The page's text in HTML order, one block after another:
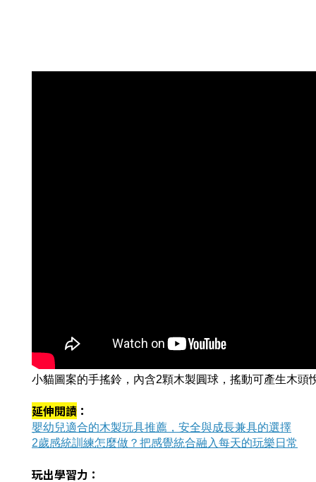
小貓圖案的手搖鈴，內含2顆木製圓球，搖動可產生木頭
延伸閱讀 ：
嬰幼兒適合的木製玩具推薦，安全與成長兼具的選擇
2歲感統訓練怎麼做？把感覺統合融入每天的玩樂日常
玩出學習力：